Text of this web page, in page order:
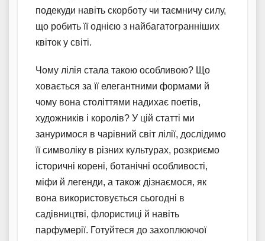
подекуди навіть скорботу чи таємничу силу,
що робить її однією з найбагатогранніших
квіток у світі.
Чому лілія стала такою особливою? Що
ховається за її елегантними формами й
чому вона століттями надихає поетів,
художників і королів? У цій статті ми
зануримося в чарівний світ лілії, дослідимо
її символіку в різних культурах, розкриємо
історичні корені, ботанічні особливості,
міфи й легенди, а також дізнаємося, як
вона використовується сьогодні в
садівництві, флористиці й навіть
парфумерії. Готуйтеся до захоплюючої